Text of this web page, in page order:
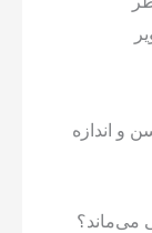
و اندازه
می‌ماند؟